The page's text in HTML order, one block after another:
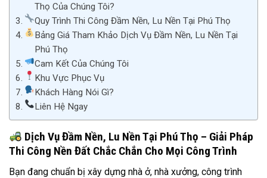
Thọ Của Chúng Tôi?
Quy Trình Thi Công Đầm Nền, Lu Nền Tại Phú Thọ
Bảng Giá Tham Khảo Dịch Vụ Đầm Nền, Lu Nền Tại
Phú Thọ
Cam Kết Của Chúng Tôi
Khu Vực Phục Vụ
Khách Hàng Nói Gì?
Liên Hệ Ngay
Dịch Vụ Đầm Nền, Lu Nền Tại Phú Thọ – Giải Pháp
Thi Công Nền Đất Chắc Chắn Cho Mọi Công Trình
Bạn đang chuẩn bị xây dựng nhà ở, nhà xưởng, công trình